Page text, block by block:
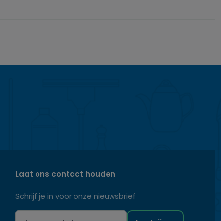
Laat ons contact houden
Schrijf je in voor onze nieuwsbrief